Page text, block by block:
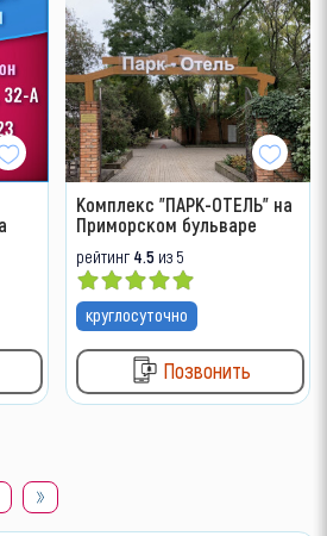
Комплекс "ПАРК-ОТЕЛЬ" на
Приморском бульваре
рейтинг 4.5 из 5
круглосуточно
Позвонить